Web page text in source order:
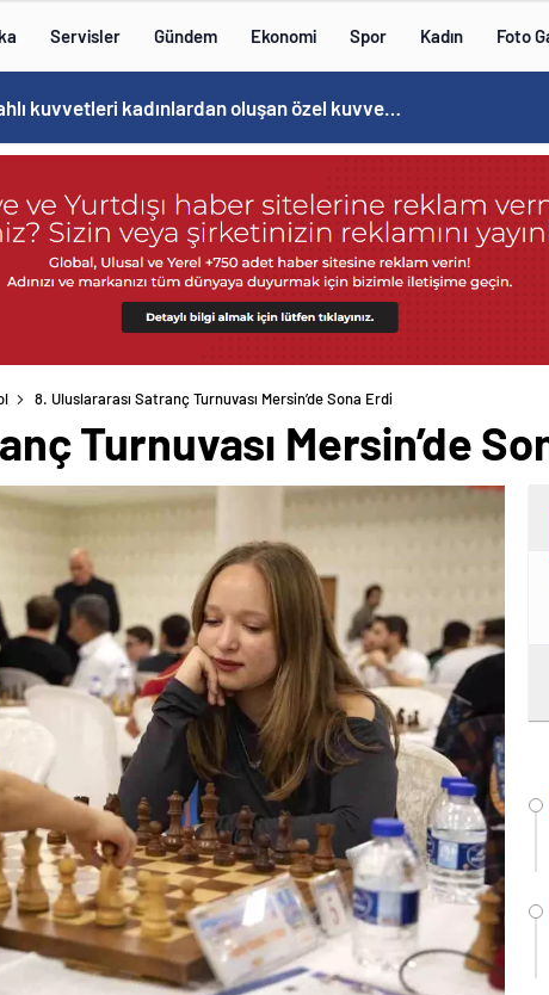
Servisler Gündem Ekonomi Spor Kadın Foto
Norweç silahlı kuvvetleri kadınlardan oluşan özel kuvvetler eğitimlerini başlattı.
8. Uluslararası Satranç Turnuvası Mersin’de Sona Erdi
Turnuvası Mersin’de